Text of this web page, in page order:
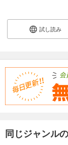
試し読み
同じジャンル